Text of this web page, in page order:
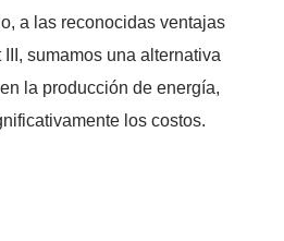
a las reconocidas ventajas
sumamos una alternativa
la producción de energía,
los costos.